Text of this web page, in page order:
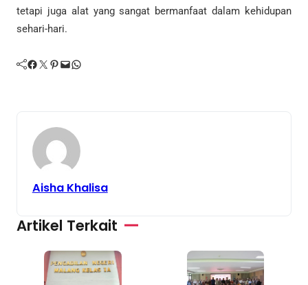
tetapi juga alat yang sangat bermanfaat dalam kehidupan
sehari-hari.
Facebook Twitter Pinterest Mail WhatsApp
Aisha Khalisa
Artikel Terkait